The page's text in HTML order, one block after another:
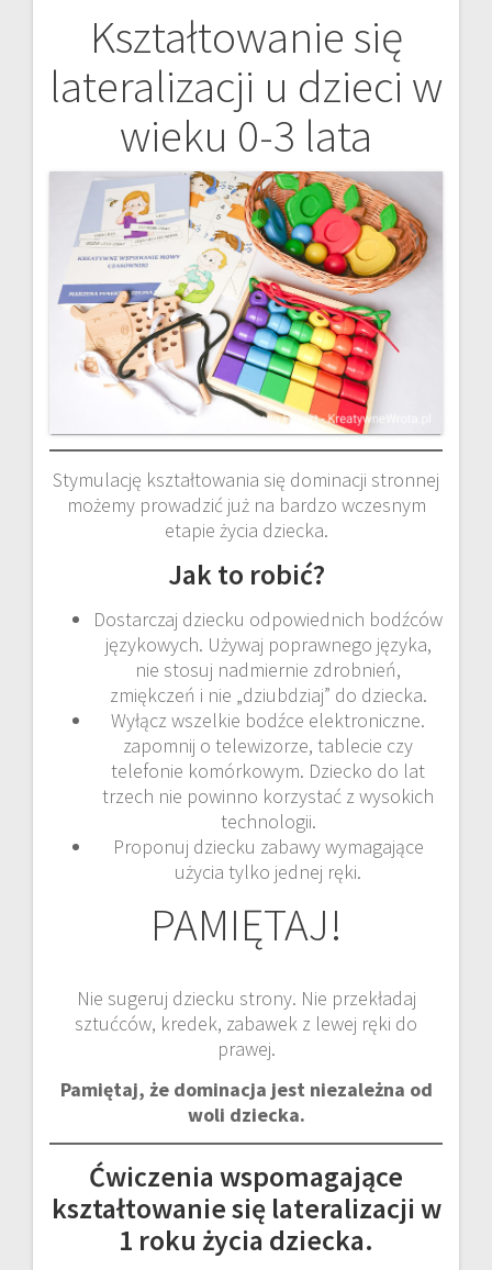
Kształtowanie się
lateralizacji u dzieci w
wieku 0-3 lata
Stymulację kształtowania się dominacji stronnej
możemy prowadzić już na bardzo wczesnym
etapie życia dziecka.
Jak to robić?
Dostarczaj dziecku odpowiednich bodźców
językowych. Używaj poprawnego języka,
nie stosuj nadmiernie zdrobnień,
zmiękczeń i nie „dziubdziaj” do dziecka.
Wyłącz wszelkie bodźce elektroniczne.
zapomnij o telewizorze, tablecie czy
telefonie komórkowym. Dziecko do lat
trzech nie powinno korzystać z wysokich
technologii.
Proponuj dziecku zabawy wymagające
użycia tylko jednej ręki.
PAMIĘTAJ!
Nie sugeruj dziecku strony. Nie przekładaj
sztućców, kredek, zabawek z lewej ręki do
prawej.
Pamiętaj, że dominacja jest niezależna od
woli dziecka.
Ćwiczenia wspomagające
kształtowanie się lateralizacji w
1 roku życia dziecka.
Nawigacja
wpisu